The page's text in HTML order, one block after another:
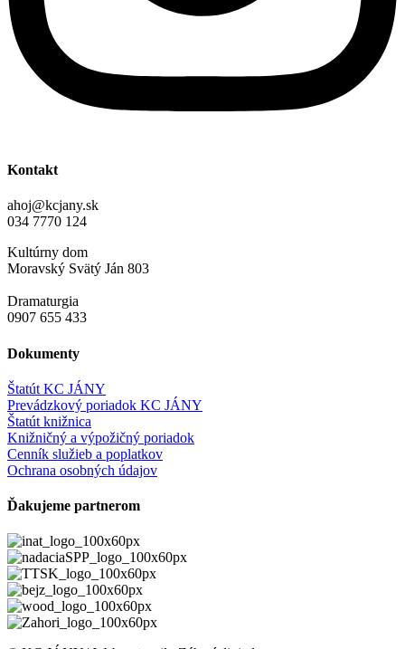
Kontakt
ahoj@kcjany.sk
034 7770 124
Kultúrny dom
Moravský Svätý Ján 803
Dramaturgia
0907 655 433
Dokumenty
Štatút KC JÁNY
Prevádzkový poriadok KC JÁNY
Štatút knižnica
Knižničný a výpožičný poriadok
Cenník služieb a poplatkov
Ochrana osobných údajov
Ďakujeme partnerom